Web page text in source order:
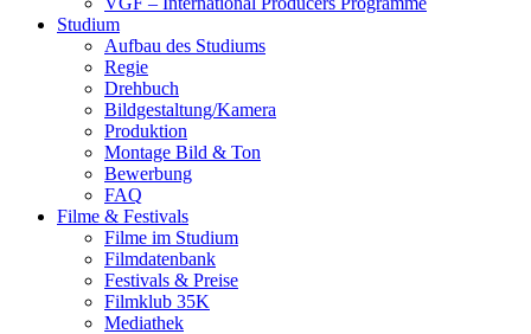
Stu­di­um
Auf­bau des Stu­di­ums
Regie
Dreh­buch
Bildgestaltung/​​Kamera
Pro­duk­ti­on
Mon­ta­ge Bild & Ton
Bewer­bung
FAQ
Fil­me & Fes­ti­vals
Fil­me im Stu­di­um
Film­da­ten­bank
Fes­ti­vals & Prei­se
Film­klub 35K
Media­thek